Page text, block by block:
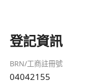
登記資訊
BRN/工商註冊號
04042155